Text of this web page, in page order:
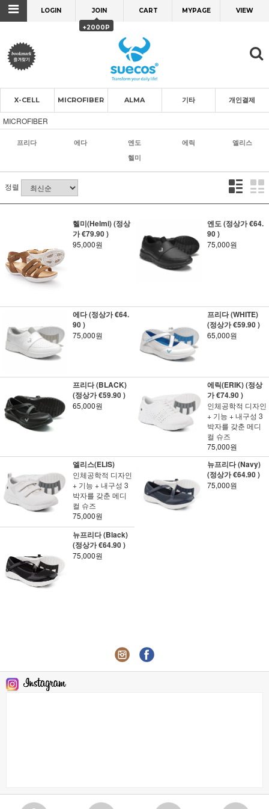
LOGIN JOIN
+2000P
CART MYPAGE VIEW
X-CELL MICROFIBER ALMA 기타 개인결제
MICROFIBER
프리다 에다 엔도 에릭
엘리스
헬미
정렬
헬미(Helmi) (정상
가 €79.90 )
95,000원
엔도 (정상가 €64.
90 )
75,000원
에다 (정상가 €64.
90 )
75,000원
프리다 (WHITE)
(정상가 €59.90 )
65,000원
프리다 (BLACK)
(정상가 €59.90 )
65,000원
에릭(ERIK) (정상
가 €74.90 )
인체공학적 디자인
+ 기능 + 내구성 3
박자를 갖춘 메디
컬 슈즈
75,000원
엘리스(ELIS)
인체공학적 디자인
+ 기능 + 내구성 3
박자를 갖춘 메디
컬 슈즈
75,000원
뉴프리다 (Navy)
(정상가 €64.90 )
75,000원
뉴프리다 (Black)
(정상가 €64.90 )
75,000원